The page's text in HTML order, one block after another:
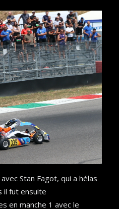
Stan Fagot, qui a hélas
il fut ensuite
en manche 1 avec le